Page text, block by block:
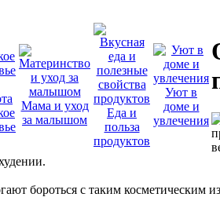
Мама и уход
за малышом
Еда и
польза
продуктов
Уют в
доме и
увлечения
бороться с таким